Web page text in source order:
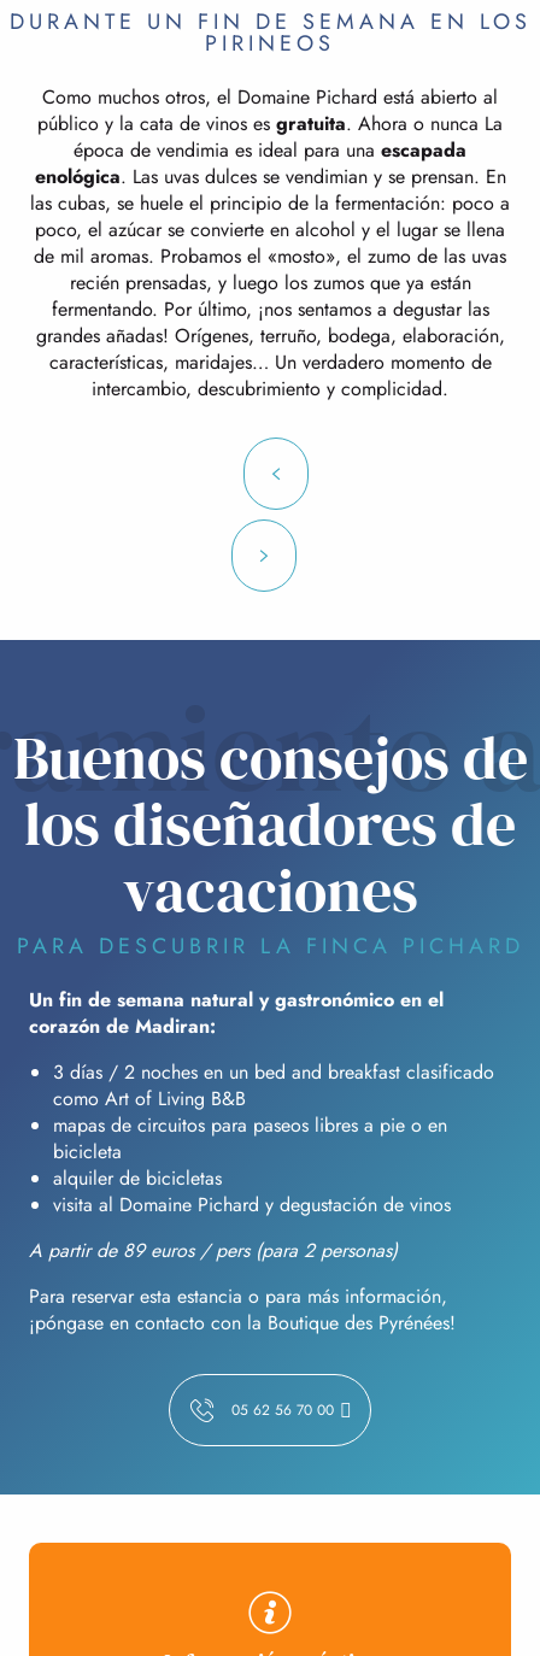
DURANTE UN FIN DE SEMANA EN LOS
PIRINEOS
Como muchos otros, el Domaine Pichard está abierto al
público y la cata de vinos es gratuita. Ahora o nunca La
época de vendimia es ideal para una escapada
enológica. Las uvas dulces se vendimian y se prensan. En
las cubas, se huele el principio de la fermentación: poco a
poco, el azúcar se convierte en alcohol y el lugar se llena
de mil aromas. Probamos el «mosto», el zumo de las uvas
recién prensadas, y luego los zumos que ya están
fermentando. Por último, ¡nos sentamos a degustar las
grandes añadas! Orígenes, terruño, bodega, elaboración,
características, maridajes… Un verdadero momento de
intercambio, descubrimiento y complicidad.
Buenos consejos de
los diseñadores de
vacaciones
PARA DESCUBRIR LA FINCA PICHARD
Un fin de semana natural y gastronómico en el
corazón de Madiran:
3 días / 2 noches en un bed and breakfast clasificado
como Art of Living B&B
mapas de circuitos para paseos libres a pie o en
bicicleta
alquiler de bicicletas
visita al Domaine Pichard y degustación de vinos
A partir de 89 euros / pers (para 2 personas)
Para reservar esta estancia o para más información,
¡póngase en contacto con la Boutique des Pyrénées!
05 62 56 70 00